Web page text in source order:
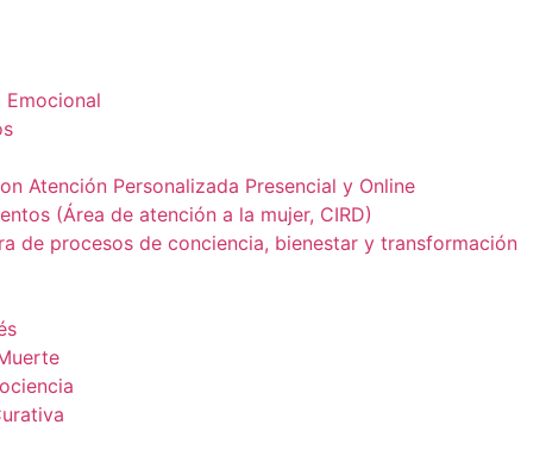
Emocional
Atención Personalizada Presencial y Online
(Área de atención a la mujer, CIRD)
de procesos de conciencia, bienestar y transformación